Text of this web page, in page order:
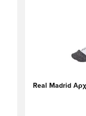
Real Madrid